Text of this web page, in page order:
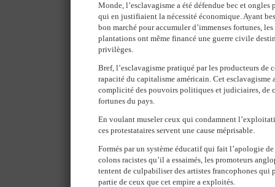
Monde, l’esclavagisme a été défendue bec et ongles
qui en justifiaient la nécessité économique. Ayant
bon marché pour accumuler d’immenses fortunes,
plantations ont même financé une guerre civile
privilèges.
Bref, l’esclavagisme pratiqué par les producteurs de
rapacité du capitalisme américain. Cet esclavagisme
complicité des pouvoirs politiques et judiciaires, de
fortunes du pays.
En voulant museler ceux qui condamnent
ces protestataires servent une cause méprisable.
Formés par un système éducatif qui fait l’apologie
colons racistes qu’il a essaimés, les promoteurs
tentent de culpabiliser des artistes francophones qui
partie de ceux que cet empire a exploités.